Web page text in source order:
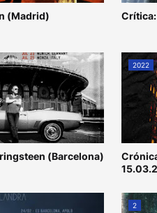
(Madrid)
Crítica:
(Barcelona)
2022
2